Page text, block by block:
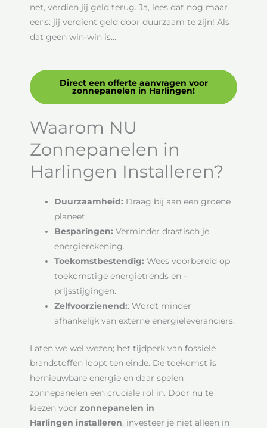
net, verdien jij geld terug. Ja, lees dat nog maar
eens: jij verdient geld door duurzaam te zijn! Als
dat geen win-win is…
Direct een offerte aanvragen voor
zonnepanelen in Harlingen!
Waarom NU
Zonnepanelen in
Harlingen Installeren?
Duurzaamheid: Draag bij aan een groene
planeet.
Besparingen: Verminder drastisch je
energierekening.
Toekomstbestendig: Wees voorbereid op
toekomstige energietrends en -
prijsstijgingen.
Zelfvoorzienend:: Wordt minder
afhankelijk van externe energieleveranciers.
Laten we wel wezen; het tijdperk van fossiele
brandstoffen loopt ten einde. De toekomst is
hernieuwbare energie en daar spelen
zonnepanelen een cruciale rol in. Door nu te
kiezen voor zonnepanelen in
Harlingen installeren, investeer je niet alleen in